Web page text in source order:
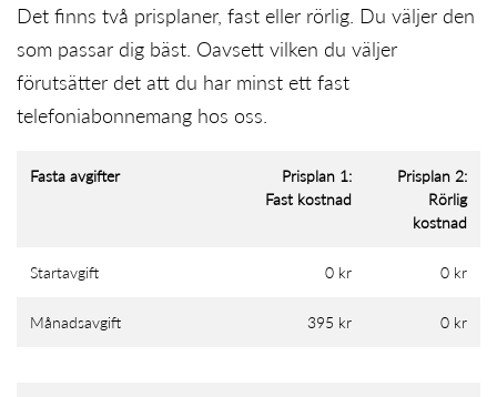
Det finns två prisplaner, fast eller rörlig. Du väljer den
som passar dig bäst. Oavsett vilken du väljer
förutsätter det att du har minst ett fast
telefoniabonnemang hos oss.
Fasta avgifter
Prisplan 1:
Fast kostnad
Prisplan 2:
Rörlig
kostnad
Startavgift 0 kr 0 kr
Månadsavgift 395 kr 0 kr